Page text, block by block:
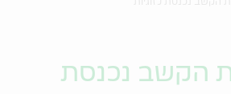
הקשב נכנסת